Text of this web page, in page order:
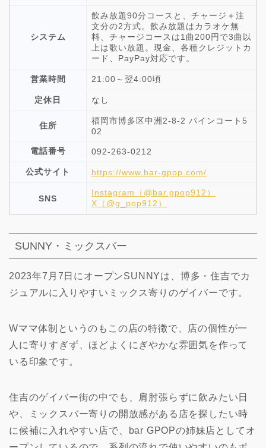
システム
飲み放題90分コースと、チャージ＋注
文分の2方式。飲み放題はカラオケ無
料、チャージコースは1曲200円で3曲以
上は歌い放題。現金、各種クレジットカ
ード、PayPay対応です。
営業時間 21:00～翌4:00頃
定休日 なし
住所
福岡市博多区中洲2-8-2 パインコート5
02
電話番号 092-263-0212
公式サイト https://www.bar-gpop.com/
SNS
Instagram（@bar.gpop912）
X（@g_pop912）
SUNNY・ミックスバー
2023年7月7日にオープンSUNNYは、博多・住吉でカ
ジュアルに入りやすいミックス寄りのゲイバーです。
Wママ体制というのもこの店の特徴で、店の個性が一
人に寄りすぎず、ほどよくにぎやかな雰囲気を作って
いる印象です。
住吉のゲイバー街の中でも、肩肘張らずに飲みたい日
や、ミックスバー寄りの開放感がある店を探したい時
に候補に入れやすい店で、bar GPOPの姉妹店としてオ